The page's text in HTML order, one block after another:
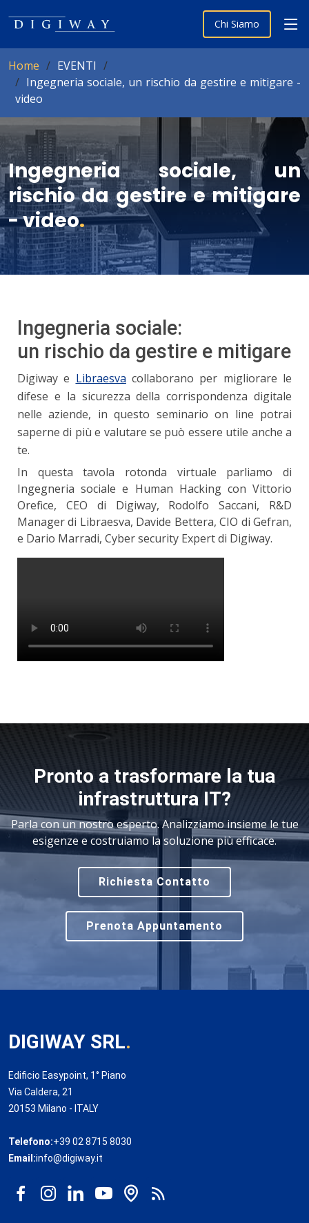
Chi Siamo
Home
EVENTI
Ingegneria sociale, un rischio da gestire e mitigare -
video
Ingegneria sociale, un
rischio da gestire e mitigare
- video.
Ingegneria sociale:
un rischio da gestire e mitigare
Digiway e Libraesva collaborano per migliorare le
difese e la sicurezza della corrispondenza digitale
nelle aziende, in questo seminario on line potrai
saperne di più e valutare se può essere utile anche a
te.
In questa tavola rotonda virtuale parliamo di
Ingegneria sociale e Human Hacking con Vittorio
Orefice, CEO di Digiway, Rodolfo Saccani, R&D
Manager di Libraesva, Davide Bettera, CIO di Gefran,
e Dario Marradi, Cyber security Expert di Digiway.
Pronto a trasformare la tua
infrastruttura IT?
Parla con un nostro esperto. Analizziamo insieme le tue
esigenze e costruiamo la soluzione più efficace.
Richiesta Contatto
Prenota Appuntamento
DIGIWAY SRL.
Edificio Easypoint, 1° Piano
Via Caldera, 21
20153 Milano - ITALY
Telefono:+39 02 8715 8030
Email:info@digiway.it